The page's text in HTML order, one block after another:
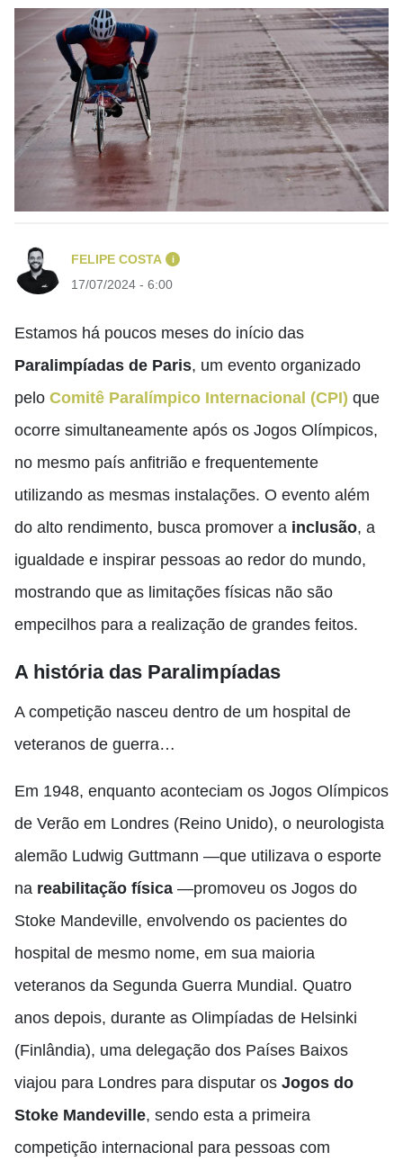
FELIPE COSTA i
17/07/2024 - 6:00
Estamos há poucos meses do início das
Paralimpíadas de Paris, um evento organizado
pelo Comitê Paralímpico Internacional (CPI) que
ocorre simultaneamente após os Jogos Olímpicos,
no mesmo país anfitrião e frequentemente
utilizando as mesmas instalações. O evento além
do alto rendimento, busca promover a inclusão, a
igualdade e inspirar pessoas ao redor do mundo,
mostrando que as limitações físicas não são
empecilhos para a realização de grandes feitos.
A história das Paralimpíadas
A competição nasceu dentro de um hospital de
veteranos de guerra…
Em 1948, enquanto aconteciam os Jogos Olímpicos
de Verão em Londres (Reino Unido), o neurologista
alemão Ludwig Guttmann —que utilizava o esporte
na reabilitação física —promoveu os Jogos do
Stoke Mandeville, envolvendo os pacientes do
hospital de mesmo nome, em sua maioria
veteranos da Segunda Guerra Mundial. Quatro
anos depois, durante as Olimpíadas de Helsinki
(Finlândia), uma delegação dos Países Baixos
viajou para Londres para disputar os Jogos do
Stoke Mandeville, sendo esta a primeira
competição internacional para pessoas com